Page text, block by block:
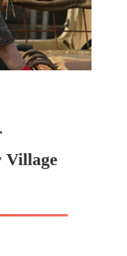
Village